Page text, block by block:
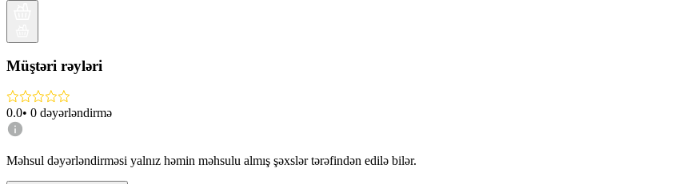
Müştəri rəyləri
0.0• 0 dəyərləndirmə
Məhsul dəyərləndirməsi yalnız həmin məhsulu almış şəxslər tərəfindən edilə bilər.